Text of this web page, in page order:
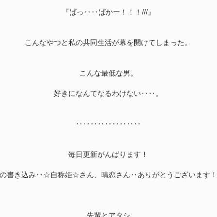
『ばっ‥‥ばかー！！！///』
こんなやつと私の共同生活が幕を開けてしまった。
こんな最低な男。
好きになんてなるわけない‥‥。
‥‥‥‥‥‥‥‥‥
毎日更新がんばります！
書き込み‥☆自称姫☆さん、晴恋さん‥ありがとうございます
先輩とアタシ